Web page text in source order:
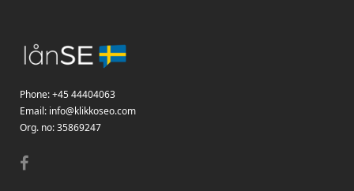
Phone:+45 44404063
Email: info@klikkoseo.com
Org. no: 35869247